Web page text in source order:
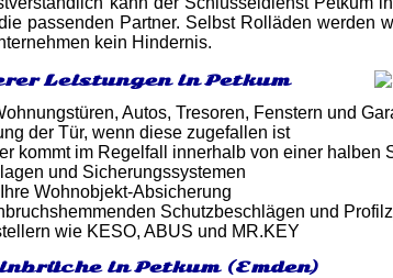
passenden Partner. Selbst Rolläden werden
kein Hindernis.
Leistungen in Petkum
Autos, Tresoren, Fenstern und
der Tür, wenn diese zugefallen ist
kommt im Regelfall innerhalb von einer halben
und Sicherungssystemen
Wohnobjekt-Absicherung
Schutzbeschlägen und
wie KESO, ABUS und MR.KEY
in Petkum (Emden)